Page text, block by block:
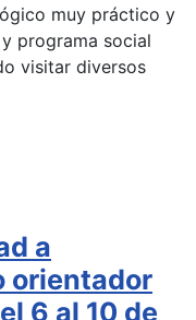
muy práctico y
programa social
visitar diversos
a
orientador
6 al 10 de